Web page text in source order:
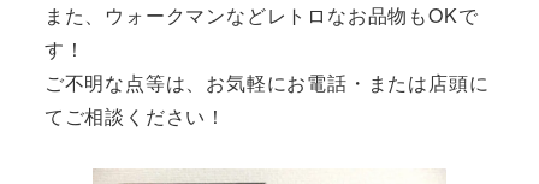
また、ウォークマンなどレトロなお品物もOKで
す！
ご不明な点等は、お気軽にお電話・または店頭に
てご相談ください！